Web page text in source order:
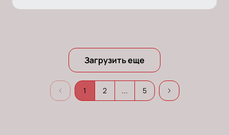
Загрузить еще
1 2 ... 5